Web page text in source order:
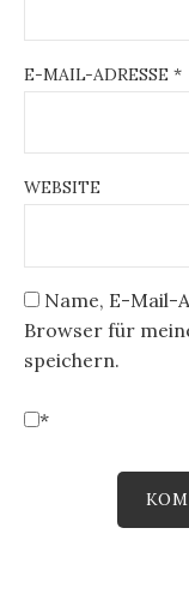
E-MAIL-ADRESSE *
WEBSITE
Name, E-Mail-
Browser für
speichern.
*